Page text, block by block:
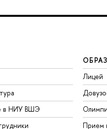
в НИУ ВШЭ
Лицей
Прием